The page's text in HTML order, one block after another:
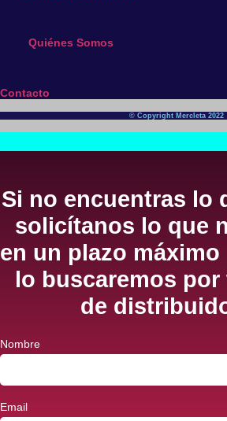
Quiénes Somos
Contacto
© Copyright Mercleta 2022
Si no encuentras lo
solicítanos lo que
en un plazo máximo
lo buscaremos
de
Nombre
Email